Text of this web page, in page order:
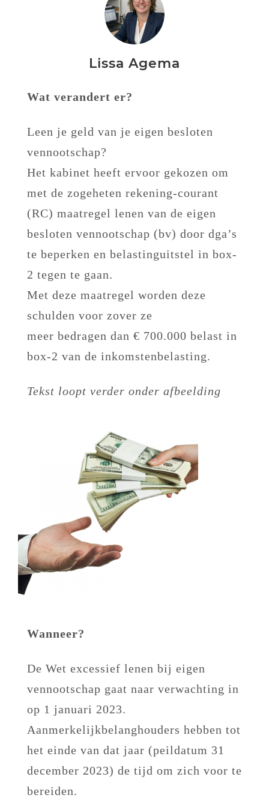
Lissa Agema
Wat verandert er?
Leen je geld van je eigen besloten
vennootschap?
Het kabinet heeft ervoor gekozen om
met de zogeheten rekening-courant
(RC) maatregel lenen van de eigen
besloten vennootschap (bv) door dga’s
te beperken en belastinguitstel in box-
2 tegen te gaan.
Met deze maatregel worden deze
schulden voor zover ze
meer bedragen dan € 700.000 belast in
box-2 van de inkomstenbelasting.
Tekst loopt verder onder afbeelding
Wanneer?
De Wet excessief lenen bij eigen
vennootschap gaat naar verwachting in
op 1 januari 2023.
Aanmerkelijkbelanghouders hebben tot
het einde van dat jaar (peildatum 31
december 2023) de tijd om zich voor te
bereiden.